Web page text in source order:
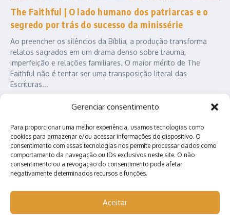
Gerenciar consentimento
Para proporcionar uma melhor experiência, usamos tecnologias como
cookies para armazenar e/ou acessar informações do dispositivo. O
consentimento com essas tecnologias nos permite processar dados como
comportamento da navegação ou IDs exclusivos neste site. O não
consentimento ou a revogação do consentimento pode afetar
negativamente determinados recursos e funções.
Aceitar
The Faithful | O lado humano dos patriarcas e o
segredo por trás do sucesso da minissérie
Ao preencher os silêncios da Bíblia, a produção transforma
relatos sagrados em um drama denso sobre trauma,
imperfeição e relações familiares. O maior mérito de The
Faithful não é tentar ser uma transposição literal das
Escrituras...
ContatoQuem somos?Anuncie conosco!